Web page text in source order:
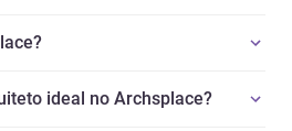
ideal no Archsplace?